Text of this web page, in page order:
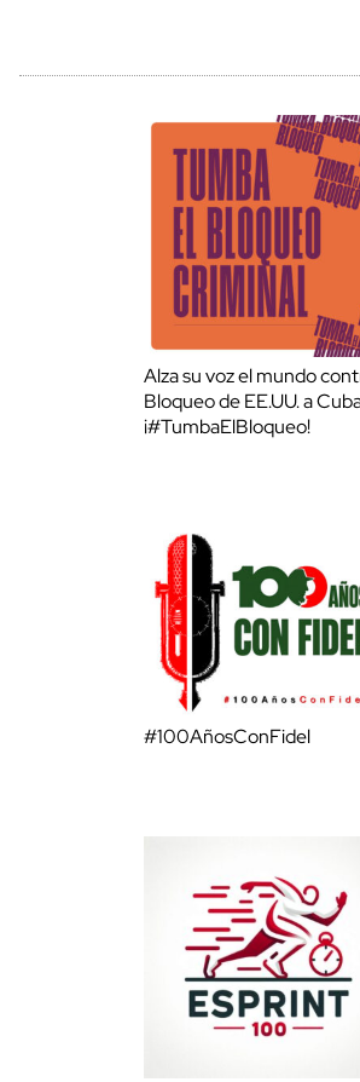
Alza su voz el mundo
Bloqueo de EE.UU. a
¡#TumbaElBloqueo!
#100AñosConFidel